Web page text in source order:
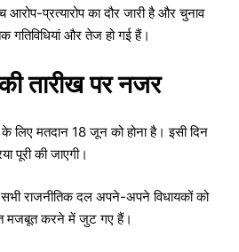
आरोप-प्रत्यारोप का दौर जारी है और चुनाव
और तेज हो गई हैं।
तारीख पर नजर
लिए मतदान 18 जून को होना है। इसी दिन
पूरी की जाएगी।
राजनीतिक दल अपने-अपने विधायकों को
मजबूत करने में जुट गए हैं।